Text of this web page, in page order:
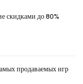
скидками до 80%
продаваемых игр